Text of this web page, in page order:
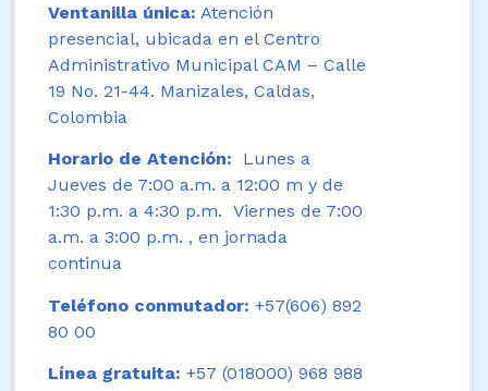
Ventanilla única: Atención
presencial, ubicada en el Centro
Administrativo Municipal CAM – Calle
19 No. 21-44. Manizales, Caldas,
Colombia
Horario de Atención:
Lunes a
Jueves de 7:00 a.m. a 12:00 m y de
1:30 p.m. a 4:30 p.m. Viernes de 7:00
a.m. a 3:00 p.m. , en jornada
continua
Teléfono conmutador: +57(606) 892
80 00
Línea gratuita: +57 (018000) 968 988